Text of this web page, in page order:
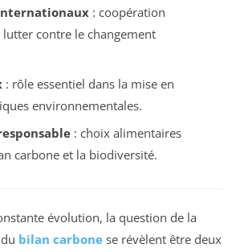
: coopération
lutter contre le changement
: rôle essentiel dans la mise en
environnementales.
: choix alimentaires
carbone et la biodiversité.
évolution, la question de la
bilan carbone se révèlent être deux